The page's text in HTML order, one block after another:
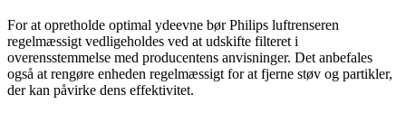
For at opretholde optimal ydeevne bør Philips luftrenseren
regelmæssigt vedligeholdes ved at udskifte filteret i
overensstemmelse med producentens anvisninger. Det anbefales
også at rengøre enheden regelmæssigt for at fjerne støv og partikler,
der kan påvirke dens effektivitet.